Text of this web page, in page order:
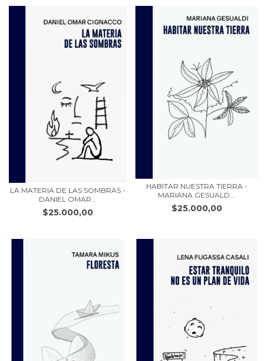
LA MATERIA DE LAS SOMBRAS -
DANIEL OMAR...
$25.000,00
HABITAR NUESTRA TIERRA -
MARIANA GESUALD...
$25.000,00